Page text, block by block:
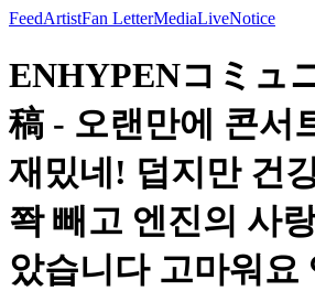
FeedArtistFan LetterMediaLiveNotice
ENHYPENコミュ
稿 - 오랜만에 콘서
재밌네! 덥지만 건
쫙 빼고 엔진의 사
았습니다 고마워요